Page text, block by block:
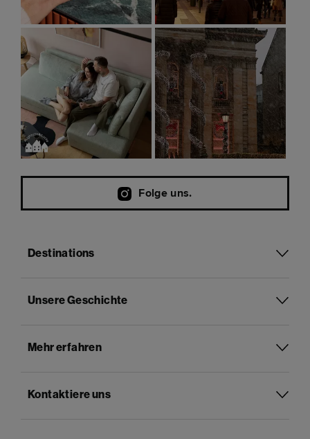
Folge uns.
Destinations
Unsere Geschichte
Mehr erfahren
Kontaktiere uns